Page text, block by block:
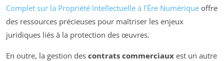
Complet sur la Propriété Intellectuelle à l’Ére Numérique offre
des ressources précieuses pour maîtriser les enjeux
juridiques liés à la protection des œuvres.
En outre, la gestion des contrats commerciaux est un autre